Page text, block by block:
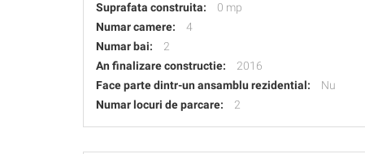
Suprafata construita:
0 mp
Numar camere:
4
Numar bai:
2
An finalizare constructie:
2016
Face parte dintr-un ansamblu rezidential:
Nu
Numar locuri de parcare:
2